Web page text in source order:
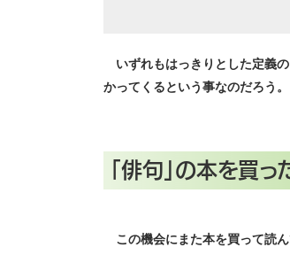
いずれもはっきりとした定義
かってくるという事なのだろう。
「俳句」の本を買っ
この機会にまた本を買って読ん